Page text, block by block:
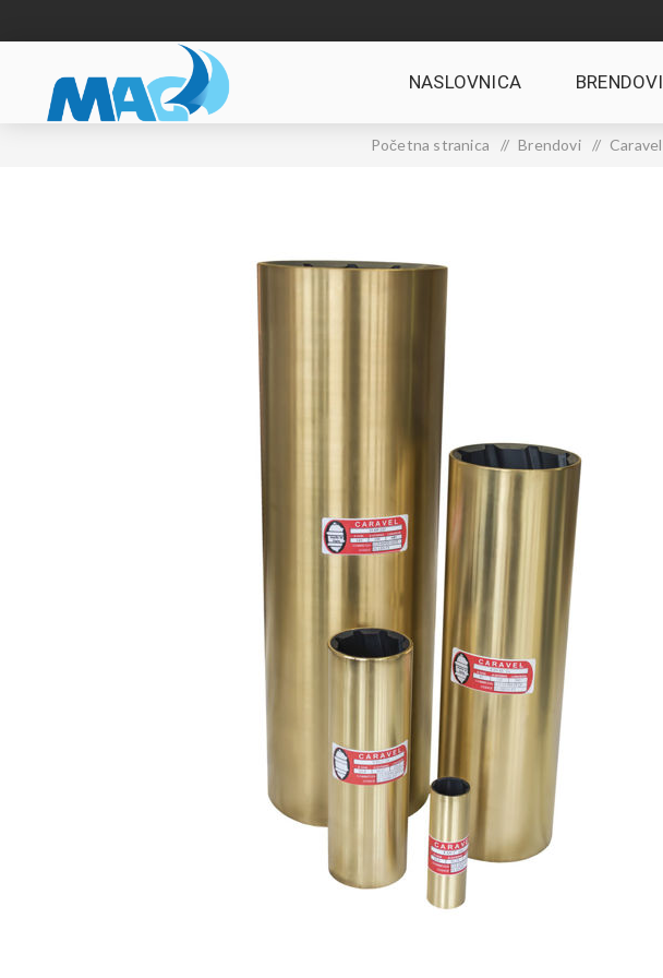
NASLOVNICA BRENDOVI
Početna stranica / Brendovi / Caravel